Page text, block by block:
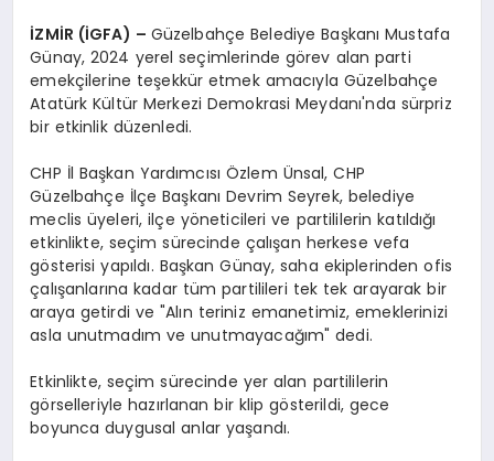
İZMİR (İGFA) – Güzelbahçe Belediye Başkanı Mustafa
Günay, 2024 yerel seçimlerinde görev alan parti
emekçilerine teşekkür etmek amacıyla Güzelbahçe
Atatürk Kültür Merkezi Demokrasi Meydanı'nda sürpriz
bir etkinlik düzenledi.
CHP İl Başkan Yardımcısı Özlem Ünsal, CHP
Güzelbahçe İlçe Başkanı Devrim Seyrek, belediye
meclis üyeleri, ilçe yöneticileri ve partililerin katıldığı
etkinlikte, seçim sürecinde çalışan herkese vefa
gösterisi yapıldı. Başkan Günay, saha ekiplerinden ofis
çalışanlarına kadar tüm partilileri tek tek arayarak bir
araya getirdi ve "Alın teriniz emanetimiz, emeklerinizi
asla unutmadım ve unutmayacağım" dedi.
Etkinlikte, seçim sürecinde yer alan partililerin
görselleriyle hazırlanan bir klip gösterildi, gece
boyunca duygusal anlar yaşandı.